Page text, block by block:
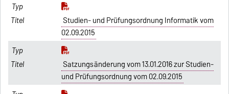
Studien- und Prüfungsordnung Informatik vom
02.09.2015
Satzungsänderung vom 13.01.2016 zur Studien-
und Prüfungsordnung vom 02.09.2015